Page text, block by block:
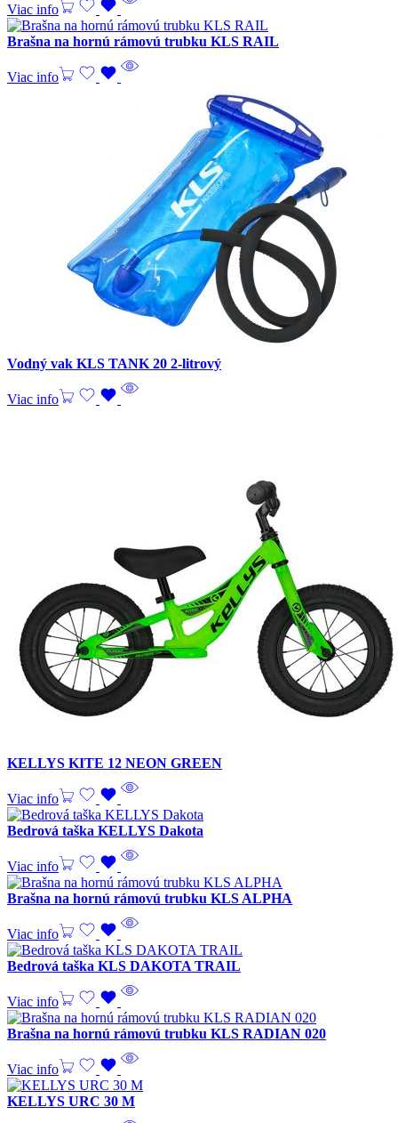
Viac info
Brašna na hornú rámovú trubku KLS RAIL
Viac info
Vodný vak KLS TANK 20 2-litrový
Viac info
KELLYS KITE 12 NEON GREEN
Viac info
Bedrová taška KELLYS Dakota
Viac info
Brašna na hornú rámovú trubku KLS ALPHA
Viac info
Bedrová taška KLS DAKOTA TRAIL
Viac info
Brašna na hornú rámovú trubku KLS RADIAN 020
Viac info
KELLYS URC 30 M